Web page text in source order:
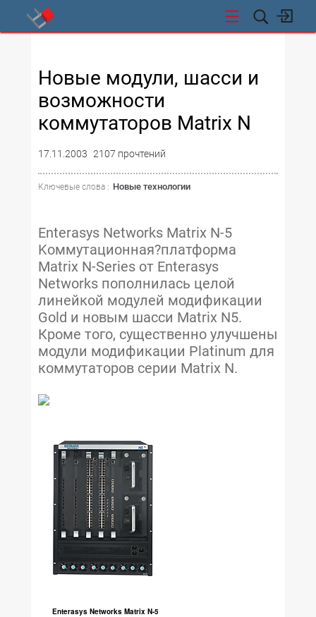
Новые модули, шасси и
возможности
коммутаторов Matrix N
17.11.2003 2107 прочтений
Ключевые слова : Новые технологии
Enterasys Networks Matrix N-5
Kоммутационная?платформа
Matrix N-Series от Enterasys
Networks пополнилась целой
линейкой модулей модификации
Gold и новым шасси Matrix N5.
Кроме того, существенно улучшены
модули модификации Platinum для
коммутаторов серии Matrix N.
Enterasys Networks Matrix N-5